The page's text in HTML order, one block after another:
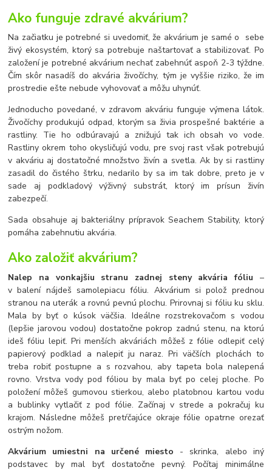
Ako funguje zdravé akvárium?
Na začiatku je potrebné si uvedomiť, že akvárium je samé o sebe
živý ekosystém, ktorý sa potrebuje naštartovať a stabilizovať. Po
založení je potrebné akvárium nechať zabehnúť aspoň 2-3 týždne.
Čím skôr nasadíš do akvária živočíchy, tým je vyššie riziko, že im
prostredie ešte nebude vyhovovať a môžu uhynúť.
Jednoducho povedané, v zdravom akváriu funguje výmena látok.
Živočíchy produkujú odpad, ktorým sa živia prospešné baktérie a
rastliny. Tie ho odbúravajú a znižujú tak ich obsah vo vode.
Rastliny okrem toho okysličujú vodu, pre svoj rast však potrebujú
v akváriu aj dostatočné množstvo živín a svetla. Ak by si rastliny
zasadil do čistého štrku, nedarilo by sa im tak dobre, preto je v
sade aj podkladový výživný substrát, ktorý im prísun živín
zabezpečí.
Sada obsahuje aj bakteriálny prípravok Seachem Stability, ktorý
pomáha zabehnutiu akvária.
Ako založiť akvárium?
Nalep na vonkajšiu stranu zadnej steny akvária fóliu –
v balení nájdeš samolepiacu fóliu. Akvárium si polož prednou
stranou na uterák a rovnú pevnú plochu. Prirovnaj si fóliu ku sklu.
Mala by byť o kúsok väčšia. Ideálne rozstrekovačom s vodou
(lepšie jarovou vodou) dostatočne pokrop zadnú stenu, na ktorú
ideš fóliu lepiť. Pri menších akváriách môžeš z fólie odlepiť celý
papierový podklad a nalepiť ju naraz. Pri väčších plochách to
treba robiť postupne a s rozvahou, aby tapeta bola nalepená
rovno. Vrstva vody pod fóliou by mala byť po celej ploche. Po
položení môžeš gumovou stierkou, alebo platobnou kartou vodu
a bublinky vytlačiť z pod fólie. Začínaj v strede a pokračuj ku
krajom. Následne môžeš pretŕčajúce okraje fólie opatrne orezať
ostrým nožom.
Akvárium umiestni na určené miesto - skrinka, alebo iný
podstavec by mal byť dostatočne pevný. Počítaj minimálne